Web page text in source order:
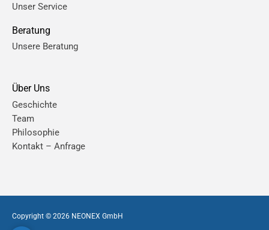
Unser Service
Beratung
Unsere Beratung
Über Uns
Geschichte
Team
Philosophie
Kontakt – Anfrage
Copyright © 2026 NEONEX GmbH